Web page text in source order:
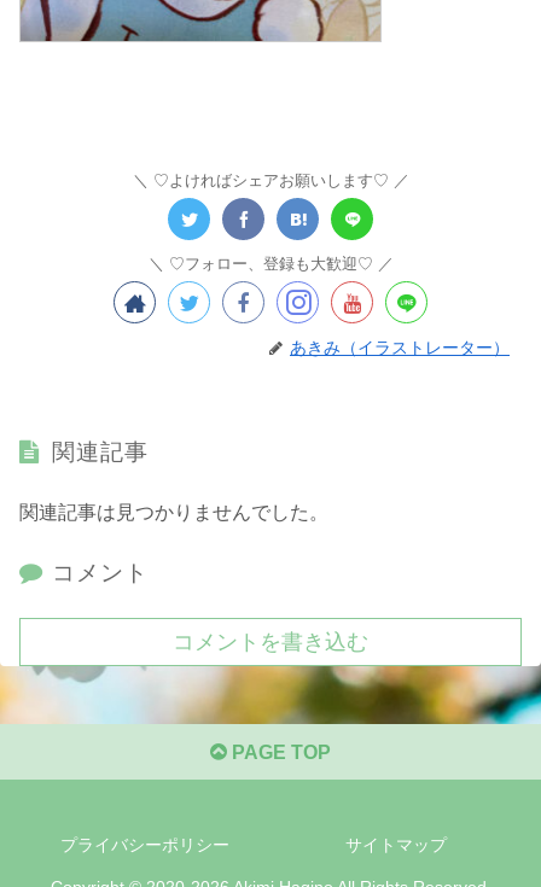
♡よければシェアお願いします♡
♡フォロー、登録も大歓迎♡
あきみ（イラストレーター）
関連記事
関連記事は見つかりませんでした。
コメント
コメントを書き込む
PAGE TOP
プライバシーポリシー サイトマップ